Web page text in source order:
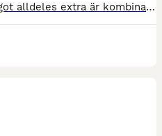
Det som gör Hannibal till något alldeles extra är kombinationen av hans otroliga utstrålning, stora steg och hans fantastiska psyke. När man ber om det finns kraften, snabbheten och energin. Däremell